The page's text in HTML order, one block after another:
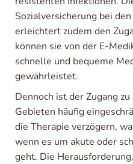
Sozialversicherung bei
erleichtert zudem den
können sie von der E-
schnelle und bequeme
gewährleistet.
Dennoch ist der Zugang
Gebieten häufig
die Therapie verzögern,
wenn es um akute oder
geht. Die